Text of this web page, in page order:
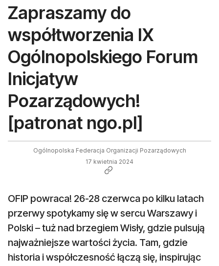
Zapraszamy do
współtworzenia IX
Ogólnopolskiego Forum
Inicjatyw
Pozarządowych!
[patronat ngo.pl]
Ogólnopolska Federacja Organizacji Pozarządowych
17 kwietnia 2024
OFIP powraca! 26-28 czerwca po kilku latach
przerwy spotykamy się w sercu Warszawy i
Polski – tuż nad brzegiem Wisły, gdzie pulsują
najważniejsze wartości życia. Tam, gdzie
historia i współczesność łączą się, inspirując